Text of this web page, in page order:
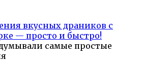
вкусных драников с
— просто и быстро!
самые простые